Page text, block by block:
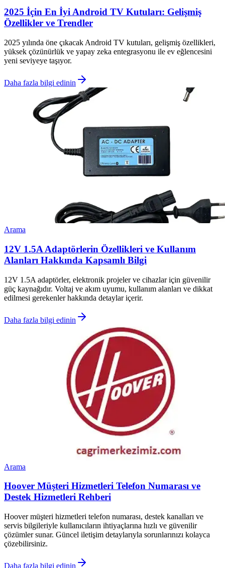
2025 İçin En İyi Android TV Kutuları: Gelişmiş
Özellikler ve Trendler
2025 yılında öne çıkacak Android TV kutuları, gelişmiş özellikleri,
yüksek çözünürlük ve yapay zeka entegrasyonu ile ev eğlencesini
yeni seviyeye taşıyor.
Daha fazla bilgi edinin
Arama
12V 1.5A Adaptörlerin Özellikleri ve Kullanım
Alanları Hakkında Kapsamlı Bilgi
12V 1.5A adaptörler, elektronik projeler ve cihazlar için güvenilir
güç kaynağıdır. Voltaj ve akım uyumu, kullanım alanları ve dikkat
edilmesi gerekenler hakkında detaylar içerir.
Daha fazla bilgi edinin
Arama
Hoover Müşteri Hizmetleri Telefon Numarası ve
Destek Hizmetleri Rehberi
Hoover müşteri hizmetleri telefon numarası, destek kanalları ve
servis bilgileriyle kullanıcıların ihtiyaçlarına hızlı ve güvenilir
çözümler sunar. Güncel iletişim detaylarıyla sorunlarınızı kolayca
çözebilirsiniz.
Daha fazla bilgi edinin